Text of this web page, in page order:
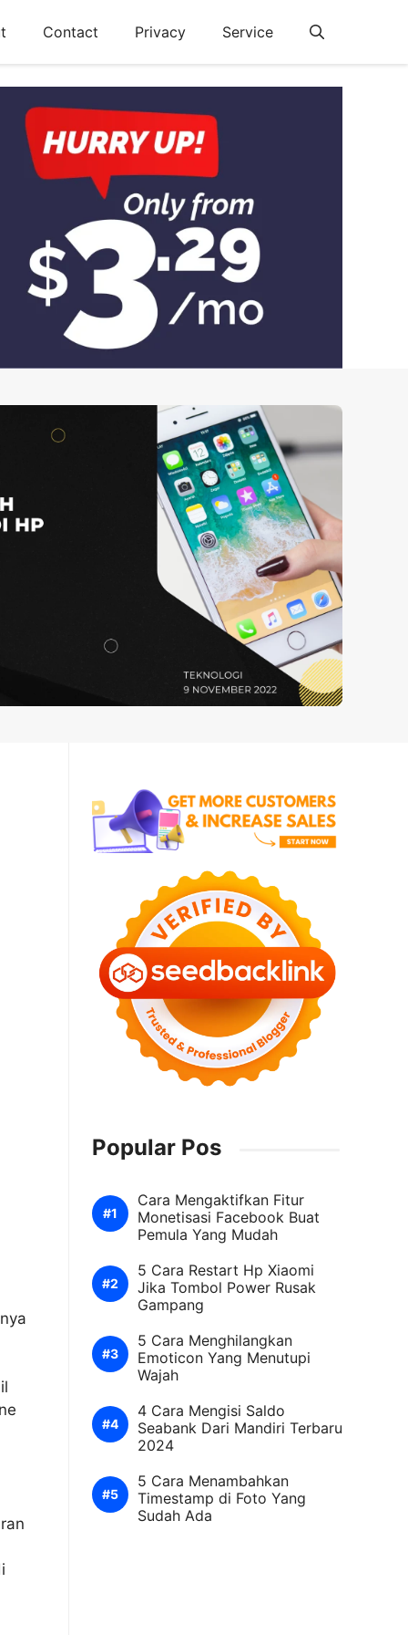
Contact Privacy Service
Popular Pos
Cara Mengaktifkan Fitur
Monetisasi Facebook Buat
Pemula Yang Mudah
5 Cara Restart Hp Xiaomi
Jika Tombol Power Rusak
Gampang
5 Cara Menghilangkan
Emoticon Yang Menutupi
Wajah
4 Cara Mengisi Saldo
Seabank Dari Mandiri Terbaru
2024
5 Cara Menambahkan
Timestamp di Foto Yang
Sudah Ada